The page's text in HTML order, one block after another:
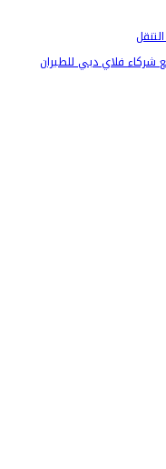
شركاء فلاي دبي للطيران